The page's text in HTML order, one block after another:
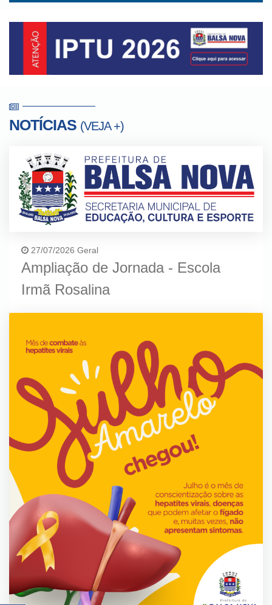
NOTÍCIAS (VEJA +)
27/07/2026 Geral
Ampliação de Jornada - Escola
Irmã Rosalina